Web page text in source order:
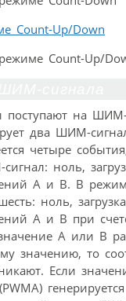
Count-Up/
поступают на ШИМ-
два ШИМ-
четыре
ноль,
A и B. В
ноль,
A и B при
A или B
значению, то
Если